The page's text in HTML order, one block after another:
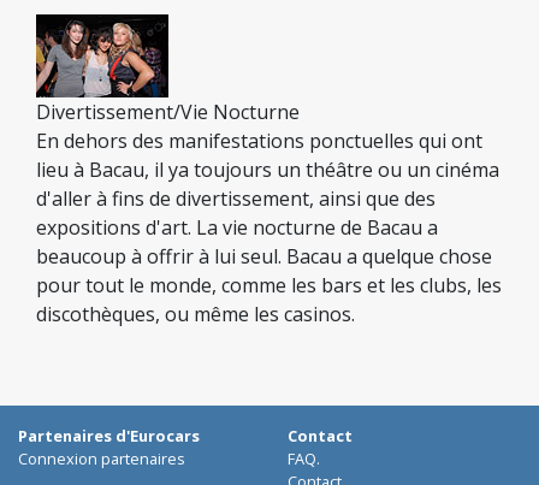
Divertissement/Vie Nocturne
En dehors des manifestations ponctuelles qui ont
lieu à Bacau, il ya toujours un théâtre ou un cinéma
d'aller à fins de divertissement, ainsi que des
expositions d'art. La vie nocturne de Bacau a
beaucoup à offrir à lui seul. Bacau a quelque chose
pour tout le monde, comme les bars et les clubs, les
discothèques, ou même les casinos.
Partenaires d'Eurocars
Connexion partenaires
Contact
FAQ.